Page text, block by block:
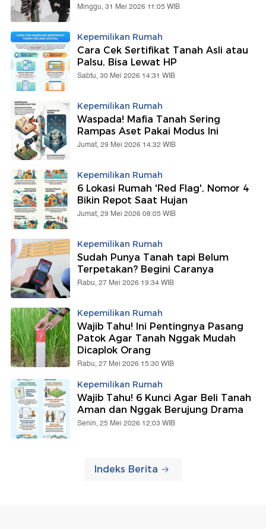
Minggu, 31 Mei 2026 11:05 WIB
Kepemilikan Rumah
Cara Cek Sertifikat Tanah Asli atau
Palsu, Bisa Lewat HP
Sabtu, 30 Mei 2026 14:31 WIB
Kepemilikan Rumah
Waspada! Mafia Tanah Sering
Rampas Aset Pakai Modus Ini
Jumat, 29 Mei 2026 14:32 WIB
Kepemilikan Rumah
6 Lokasi Rumah 'Red Flag', Nomor 4
Bikin Repot Saat Hujan
Jumat, 29 Mei 2026 08:05 WIB
Kepemilikan Rumah
Sudah Punya Tanah tapi Belum
Terpetakan? Begini Caranya
Rabu, 27 Mei 2026 19:34 WIB
Kepemilikan Rumah
Wajib Tahu! Ini Pentingnya Pasang
Patok Agar Tanah Nggak Mudah
Dicaplok Orang
Rabu, 27 Mei 2026 15:30 WIB
Kepemilikan Rumah
Wajib Tahu! 6 Kunci Agar Beli Tanah
Aman dan Nggak Berujung Drama
Senin, 25 Mei 2026 12:03 WIB
Indeks Berita